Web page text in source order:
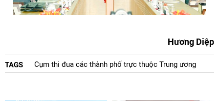
Hương Diệp
TAGS Cụm thi đua các thành phố trực thuộc Trung ương